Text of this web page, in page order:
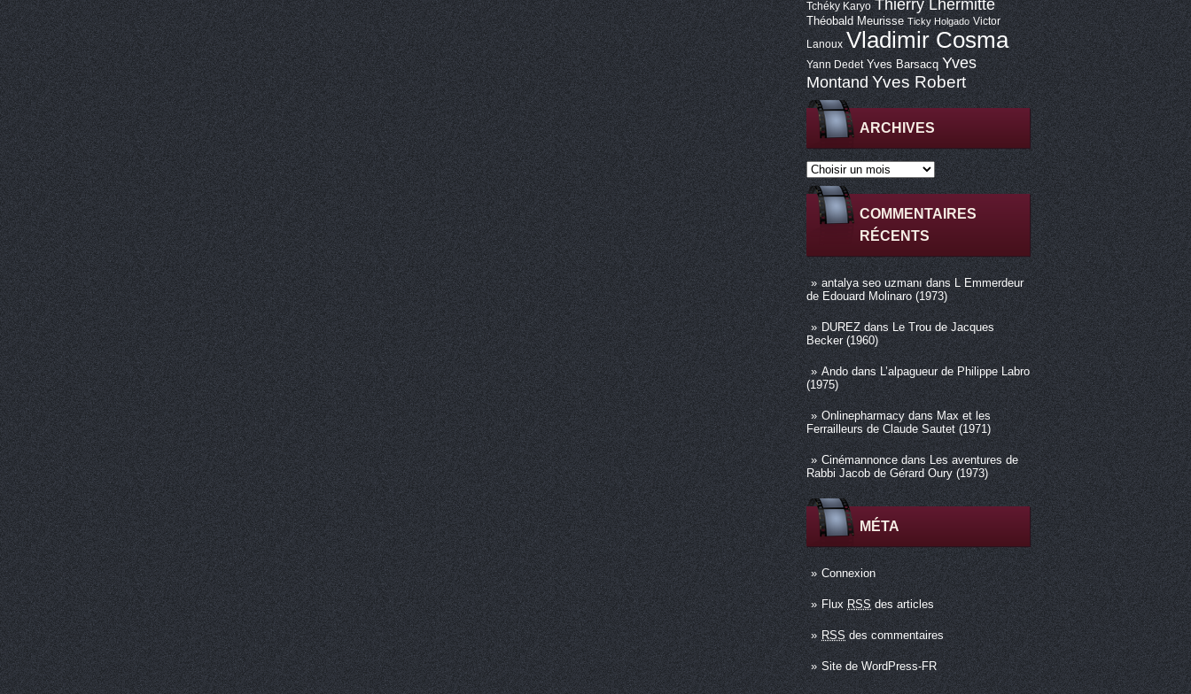
Tchéky Karyo Thierry Lhermitte
Théobald Meurisse Ticky Holgado Victor
Lanoux Vladimir Cosma
Yann Dedet Yves Barsacq Yves
Montand Yves Robert
ARCHIVES
COMMENTAIRES
RÉCENTS
antalya seo uzmanıdans L Emmerdeur
de Edouard Molinaro (1973)
DUREZdans Le Trou de Jacques
Becker (1960)
Andodans L’alpagueur de Philippe Labro
(1975)
Onlinepharmacy dansMax et les
Ferrailleurs de Claude Sautet (1971)
Cinémannonce dansLes aventures de
Rabbi Jacob de Gérard Oury (1973)
MÉTA
Connexion
Flux RSS des articles
RSSdes commentaires
Site de WordPress-FR